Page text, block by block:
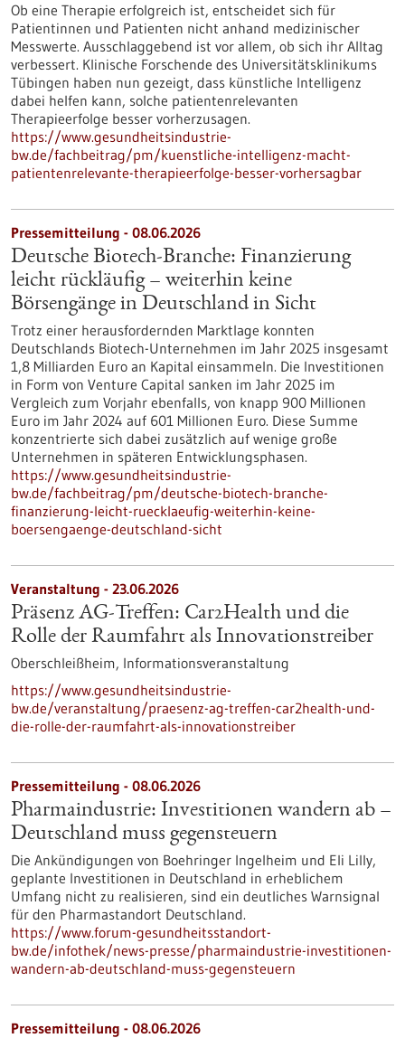
Ob eine Therapie erfolgreich ist, entscheidet sich für
Patientinnen und Patienten nicht anhand medizinischer
Messwerte. Ausschlaggebend ist vor allem, ob sich ihr Alltag
verbessert. Klinische Forschende des Universitätsklinikums
Tübingen haben nun gezeigt, dass künstliche Intelligenz
dabei helfen kann, solche patientenrelevanten
Therapieerfolge besser vorherzusagen.
https://www.gesundheitsindustrie-
bw.de/fachbeitrag/pm/kuenstliche-intelligenz-macht-
patientenrelevante-therapieerfolge-besser-vorhersagbar
Pressemitteilung - 08.06.2026
Deutsche Biotech-Branche: Finanzierung
leicht rückläufig – weiterhin keine
Börsengänge in Deutschland in Sicht
Trotz einer herausfordernden Marktlage konnten
Deutschlands Biotech-Unternehmen im Jahr 2025 insgesamt
1,8 Milliarden Euro an Kapital einsammeln. Die Investitionen
in Form von Venture Capital sanken im Jahr 2025 im
Vergleich zum Vorjahr ebenfalls, von knapp 900 Millionen
Euro im Jahr 2024 auf 601 Millionen Euro. Diese Summe
konzentrierte sich dabei zusätzlich auf wenige große
Unternehmen in späteren Entwicklungsphasen.
https://www.gesundheitsindustrie-
bw.de/fachbeitrag/pm/deutsche-biotech-branche-
finanzierung-leicht-ruecklaeufig-weiterhin-keine-
boersengaenge-deutschland-sicht
Veranstaltung - 23.06.2026
Präsenz AG-Treffen: Car2Health und die
Rolle der Raumfahrt als Innovationstreiber
Oberschleißheim, Informationsveranstaltung
https://www.gesundheitsindustrie-
bw.de/veranstaltung/praesenz-ag-treffen-car2health-und-
die-rolle-der-raumfahrt-als-innovationstreiber
Pressemitteilung - 08.06.2026
Pharmaindustrie: Investitionen wandern ab –
Deutschland muss gegensteuern
Die Ankündigungen von Boehringer Ingelheim und Eli Lilly,
geplante Investitionen in Deutschland in erheblichem
Umfang nicht zu realisieren, sind ein deutliches Warnsignal
für den Pharmastandort Deutschland.
https://www.forum-gesundheitsstandort-
bw.de/infothek/news-presse/pharmaindustrie-investitionen-
wandern-ab-deutschland-muss-gegensteuern
Pressemitteilung - 08.06.2026